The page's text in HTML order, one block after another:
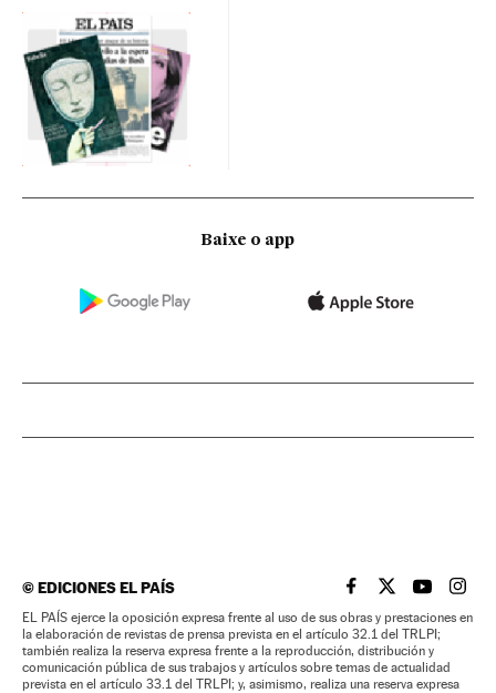
Baixe o app
©EDICIONES EL PAÍS EL PAÍS BRASIL EN
EL PAÍSEL PAÍS
EL
EL PAÍS ejerce la oposición expresa frente al uso de sus obras y prestaciones en
la elaboración de revistas de prensa prevista en el artículo 32.1 del TRLPI;
también realiza la reserva expresa frente a la reproducción, distribución y
comunicación pública de sus trabajos y artículos sobre temas de actualidad
prevista en el artículo 33.1 del TRLPI; y, asimismo, realiza una reserva expresa